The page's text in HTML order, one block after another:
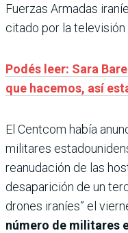
Fuerzas Armadas
citado por la televisión
Podés leer: Sara
que hacemos, así
El Centcom había
militares
reanudación de las
desaparición de un
drones iraníes” el
número de militares